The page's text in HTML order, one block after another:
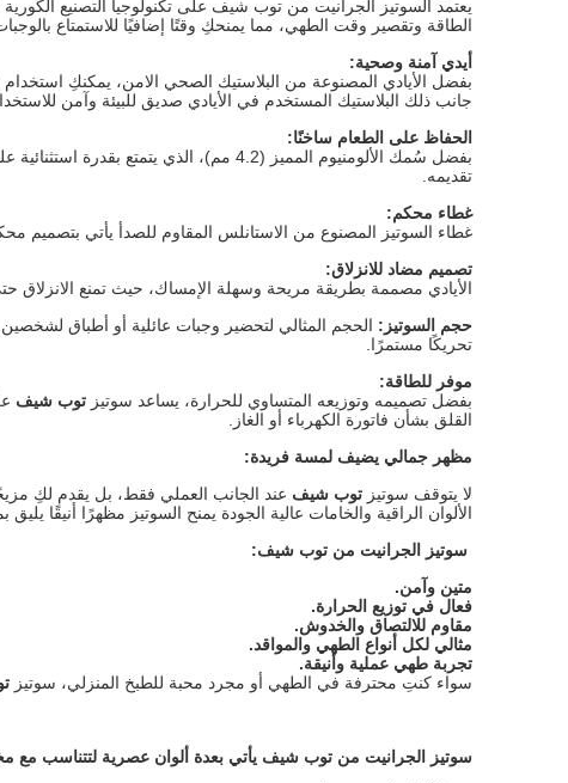
يعتمد السوتيز الجرانيت من توب شيف على تكنولوجيا التصنيع
الطاقة وتقصير وقت الطهي، مما يمنحكِ وقتًا إضافيًا للاستمتاع
أيدي آمنة وصحية:
بفضل الأيادي المصنوعة من البلاستيك الصحي الامن، يمكنكِ
جانب ذلك البلاستيك المستخدم في الأيادي صديق للبيئة وآمن
الحفاظ على الطعام ساخنًا:
بفضل سُمك الألومنيوم المميز (4.2 مم)،
تقديمه.
غطاء محكم:
غطاء السوتيز المصنوع من الاستانلس المقاوم للصدأ يأتي بتصميم
تصميم مضاد للانزلاق:
الأيادي مصممة بطريقة مريحة وسهلة الإمساك، حيث تمنع الانزلاق
حجم السوتيز :
تحريكًا مستمرًا.
موفر للطاقة:
بفضل تصميمه وتوزيعه المتساوي للحرارة، يساعد سوتيز توب شيف
القلق بشأن فاتورة الكهرباء أو الغاز.
مظهر جمالي يضيف لمسة فريدة:
لا يتوقف سوتيز توب شيف عند الجانب العملي فقط، بل يقدم لكِ
الألوان الراقية والخامات عالية الجودة يمنح السوتيز مظهرًا أنيقًا
سوتيز الجرانيت من توب شيف:
متين وآمن.
فعال في توزيع الحرارة.
مقاوم للالتصاق والخدوش.
مثالي لكل أنواع الطهي والمواقد.
تجربة طهي عملية وأنيقة.
سواء كنتِ محترفة في الطهي أو مجرد محبة للطبخ المنزلي، سوتيز
سوتيز الجرانيت من توب شيف يأتي بعدة ألوان عصرية لتتناسب مع